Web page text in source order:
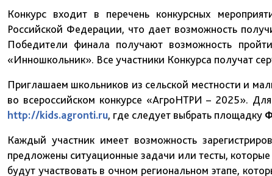
Конкурс входит в перечень конкурсных
Российской Федерации, что дает возможность
Победители финала получают возможность
«Инношкольник». Все участники Конкурса получат
Приглашаем школьников из сельской местности и
во всероссийском конкурсе «АгроНТРИ – 2025».
http://kids.agronti.ru, где следует выбрать площадку
Каждый участник имеет возможность
предложены ситуационные задачи или тесты,
будут участвовать в очном региональном этапе,